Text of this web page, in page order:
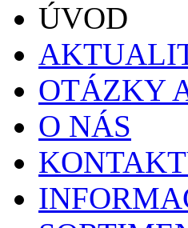
ÚVOD
OTÁZKY
O NÁS